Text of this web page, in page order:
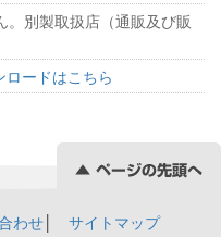
。別製取扱店（通販及び販
ロードはこちら
わせ│
サイトマップ